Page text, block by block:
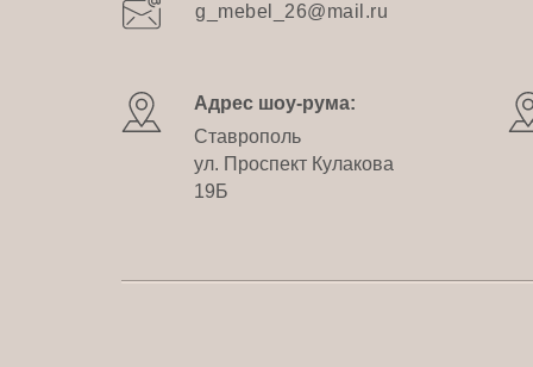
g_mebel_26@mail.ru
Адрес шоу-рума:
Ставрополь
ул. Проспект Кулакова
19Б